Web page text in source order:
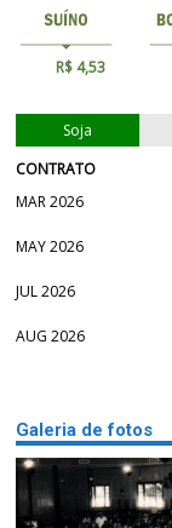
R$ 4,53
Soja
CONTRATO
MAR 2026
MAY 2026
JUL 2026
AUG 2026
Galeria de fotos